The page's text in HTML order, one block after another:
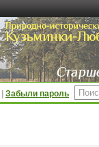
Забыли пароль